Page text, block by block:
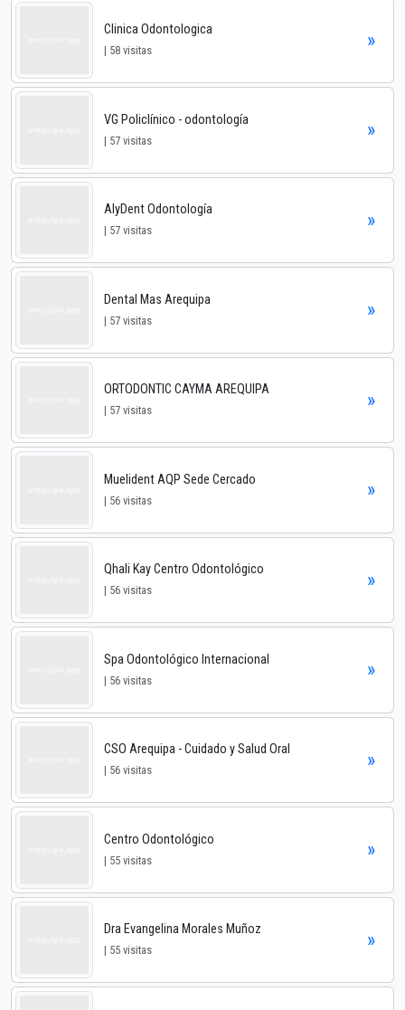
Clinica Odontologica
| 58 visitas »
VG Policlínico - odontología
| 57 visitas »
AlyDent Odontología
| 57 visitas »
Dental Mas Arequipa
| 57 visitas »
ORTODONTIC CAYMA AREQUIPA
| 57 visitas »
Muelident AQP Sede Cercado
| 56 visitas »
Qhali Kay Centro Odontológico
| 56 visitas »
Spa Odontológico Internacional
| 56 visitas »
CSO Arequipa - Cuidado y Salud Oral
| 56 visitas »
Centro Odontológico
| 55 visitas »
Dra Evangelina Morales Muñoz
| 55 visitas »